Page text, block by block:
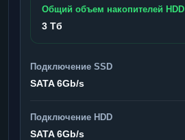
Общий объем накопителей HDD
3 Тб
Подключение SSD
SATA 6Gb/s
Подключение HDD
SATA 6Gb/s